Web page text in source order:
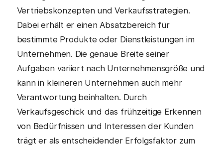
Vertriebskonzepten und Verkaufsstrategien.
Dabei erhält er einen Absatzbereich für
bestimmte Produkte oder Dienstleistungen im
Unternehmen. Die genaue Breite seiner
Aufgaben variiert nach Unternehmensgröße und
kann in kleineren Unternehmen auch mehr
Verantwortung beinhalten. Durch
Verkaufsgeschick und das frühzeitige Erkennen
von Bedürfnissen und Interessen der Kunden
trägt er als entscheidender Erfolgsfaktor zum